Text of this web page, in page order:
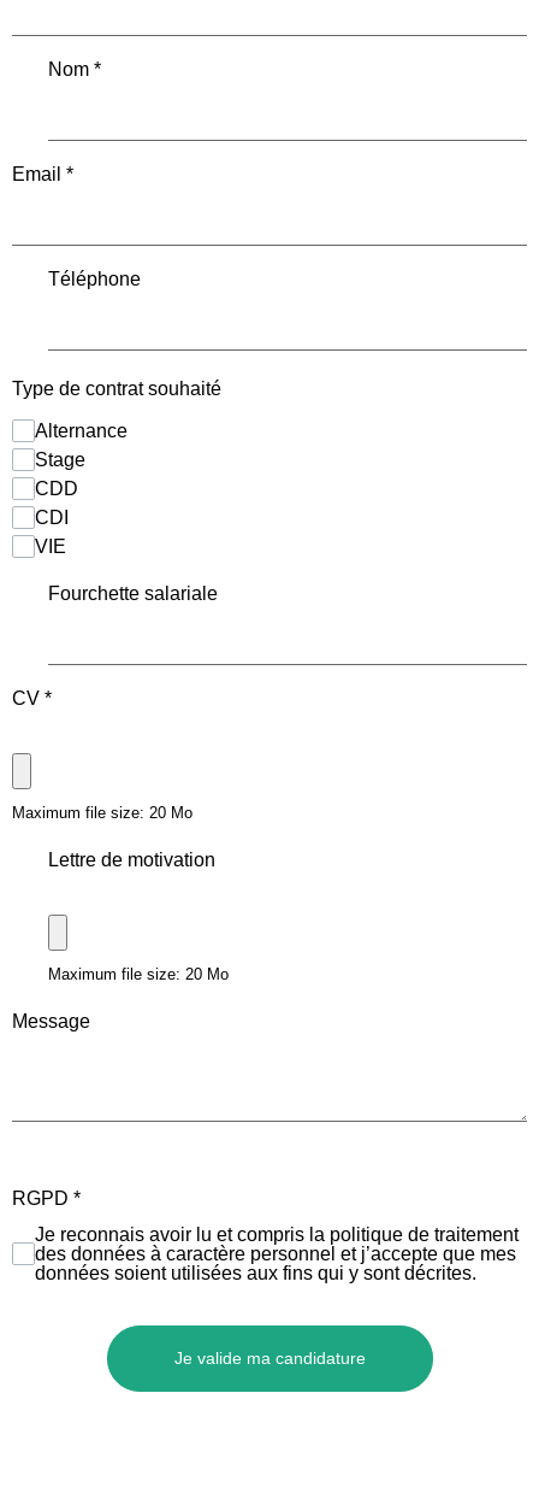
Nom *
Email *
Téléphone
Type de contrat souhaité
Alternance
Stage
CDD
CDI
VIE
Fourchette salariale
CV *
Maximum file size: 20 Mo
Lettre de motivation
Maximum file size: 20 Mo
Message
RGPD *
Je reconnais avoir lu et compris la politique de traitement
des données à caractère personnel et j’accepte que mes
données soient utilisées aux fins qui y sont décrites.
Je valide ma candidature